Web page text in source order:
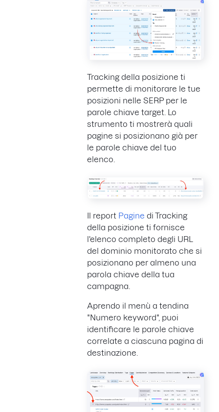
Tracking della posizione ti
permette di monitorare le tue
posizioni nelle SERP per le
parole chiave target. Lo
strumento ti mostrerà quali
pagine si posizionano già per
le parole chiave del tuo
elenco.
Il report Pagine di Tracking
della posizione ti fornisce
l'elenco completo degli URL
del dominio monitorato che si
posizionano per almeno una
parola chiave della tua
campagna.
Aprendo il menù a tendina
"Numero keyword", puoi
identificare le parole chiave
correlate a ciascuna pagina di
destinazione.